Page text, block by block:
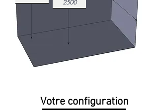
Votre configuration